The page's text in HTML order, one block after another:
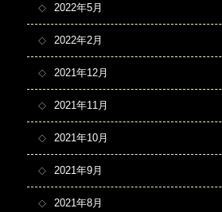
2022年5月
2022年2月
2021年12月
2021年11月
2021年10月
2021年9月
2021年8月